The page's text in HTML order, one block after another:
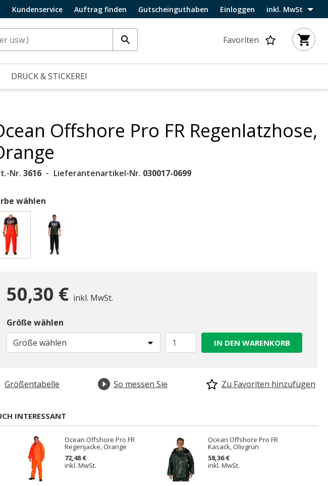
Kundenservice Auftrag finden Gutscheinguthaben Einloggen inkl. MwSt
Favoriten
DRUCK & STICKEREI
Offshore Pro FR Regenlatzhose,
Nr. 3616 Lieferantenartikel-Nr. 030017-0699
wählen
50,30 € inkl. MwSt.
Größe wählen
Größe wählen
IN DEN WARENKORB
Größentabelle So messen Sie Zu Favoriten hinzufügen
INTERESSANT
Ocean Offshore Pro FR
Regenjacke, Orange
72,48 €
inkl. MwSt.
Ocean Offshore Pro FR
Kasack, Olivgrün
58,36 €
inkl. MwSt.